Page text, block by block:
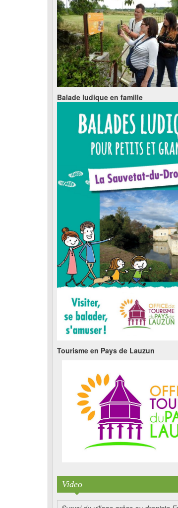
Balade ludique en famille
Tourisme en Pays de Lauzun
Video